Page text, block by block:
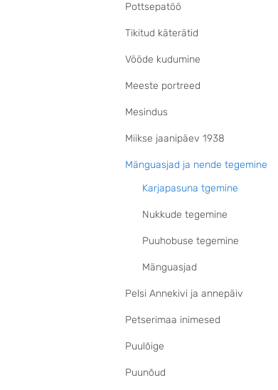
Pottsepatöö
Tikitud käterätid
Vööde kudumine
Meeste portreed
Mesindus
Miikse jaanipäev 1938
Mänguasjad ja nende tegemine
Karjapasuna tgemine
Nukkude tegemine
Puuhobuse tegemine
Mänguasjad
Pelsi Annekivi ja annepäiv
Petserimaa inimesed
Puulõige
Puunõud